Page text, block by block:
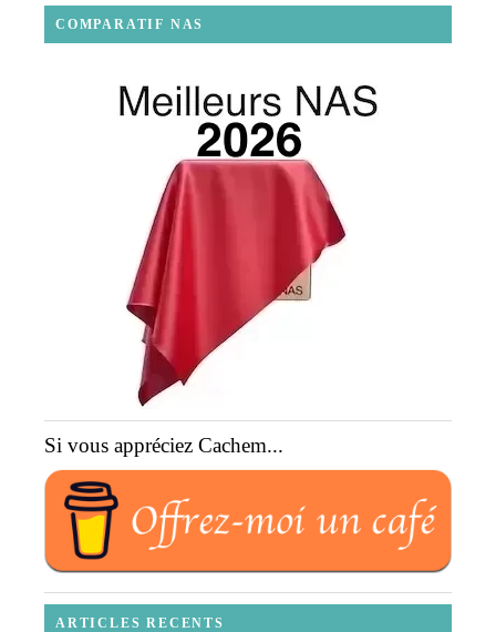
COMPARATIF NAS
Si vous appréciez Cachem...
ARTICLES RECENTS